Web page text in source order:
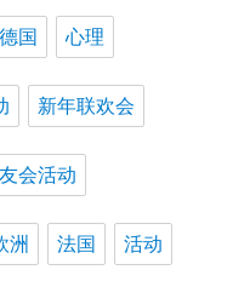
德国 心理
新年联欢会
会活动
洲 法国 活动